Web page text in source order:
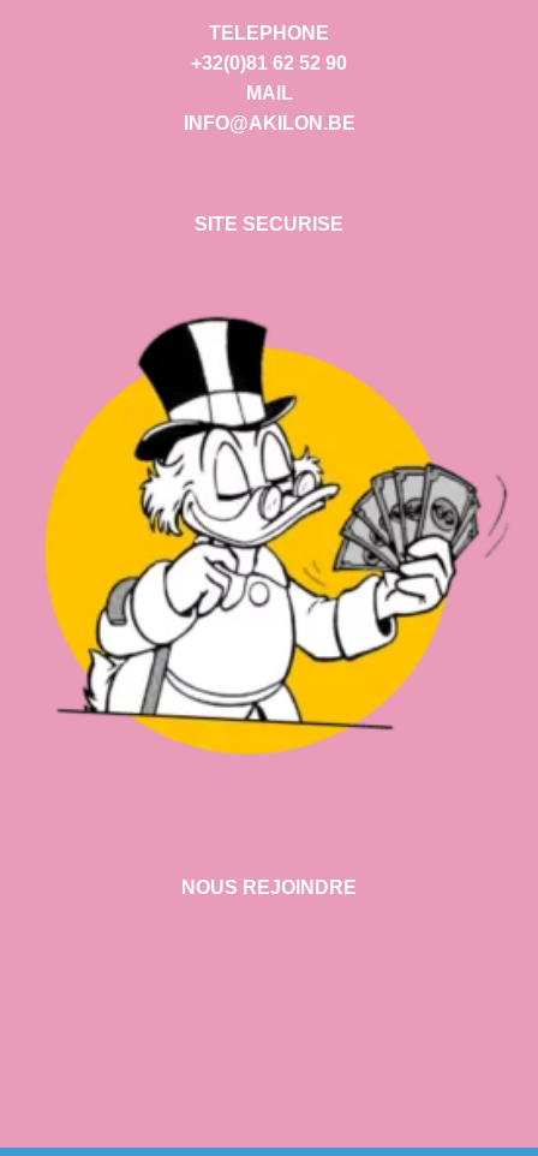
TELEPHONE
+32(0)81 62 52 90
MAIL
INFO@AKILON.BE
SITE SECURISE
NOUS REJOINDRE